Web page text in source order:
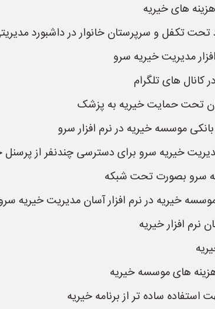
های خیریه
تکفل و سرپرستان خانوار در داشبورد
مدیریت خیریه سرو
های تلگرام
تحت حمایت خیریه به پزشک
موسسه خیریه در نرم افزار سرو
خیریه سرو برای دسترسی چندنفر از پرسنل
سرو بصورت تحت شبکه
خیریه در نرم افزار آسان مدیریت خیریه
افزار خیریه
های موسسه خیریه
ساده تر از برنامه خیریه